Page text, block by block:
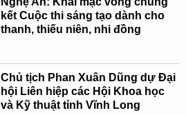
kết Cuộc thi sáng tạo dành cho
thanh, thiếu niên, nhi đồng
Chủ tịch Phan Xuân Dũng dự Đại
hội Liên hiệp các Hội Khoa học
và Kỹ thuật tỉnh Vĩnh Long